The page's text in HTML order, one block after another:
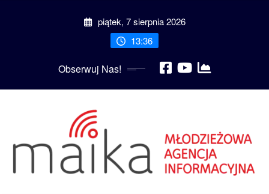
piątek, 7 sierpnia 2026
13:36
Obserwuj Nas!